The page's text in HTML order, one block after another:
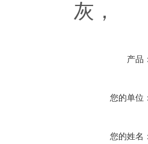
灰，
产品
您的单位
您的姓名